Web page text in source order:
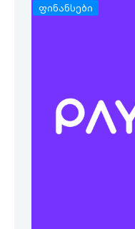
ფინანსები